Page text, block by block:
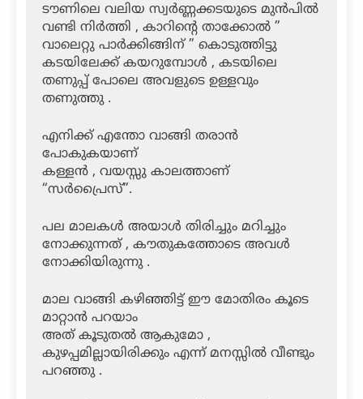
ടൗണിലെ വലിയ സ്വർണ്ണക്കടയുടെ മുൻപിൽ
വണ്ടി നിർത്തി , കാറിന്റെ താക്കോൽ ”
വാലെറ്റു പാർക്കിങ്ങിന് ” കൊടുത്തിട്ടു
കടയിലേക്ക് കയറുമ്പോൾ , കടയിലെ
തണുപ്പ് പോലെ അവളുടെ ഉള്ളവും
തണുത്തു .
എനിക്ക് എന്തോ വാങ്ങി തരാൻ
പോകുകയാണ്
കള്ളൻ , വയസ്സു കാലത്താണ്
“സർപ്രൈസ്”.
പല മാലകൾ അയാൾ തിരിച്ചും മറിച്ചും
നോക്കുന്നത് , കൗതുകത്തോടെ അവൾ
നോക്കിയിരുന്നു .
മാല വാങ്ങി കഴിഞ്ഞിട്ട് ഈ മോതിരം കൂടെ
മാറ്റാൻ പറയാം
അത് കൂടുതൽ ആകുമോ ,
കുഴപ്പമില്ലായിരിക്കും എന്ന് മനസ്സിൽ വീണ്ടും
പറഞ്ഞു .